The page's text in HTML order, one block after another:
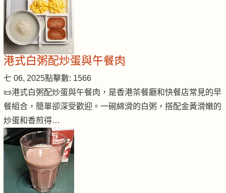
港式白粥配炒蛋與午餐肉
七 06, 2025點擊數: 1566
📜港式白粥配炒蛋與午餐肉，是香港茶餐廳和快餐店常見的早
餐組合，簡單卻深受歡迎。一碗綿滑的白粥，搭配金黃滑嫩的
炒蛋和香煎得…